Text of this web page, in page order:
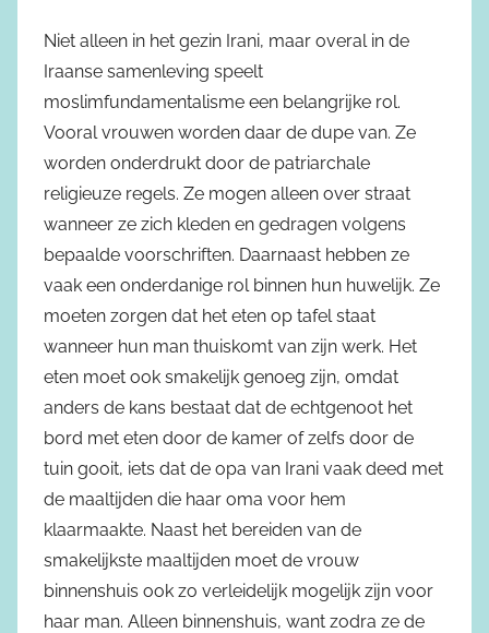
Niet alleen in het gezin Irani, maar overal in de
Iraanse samenleving speelt
moslimfundamentalisme een belangrijke rol.
Vooral vrouwen worden daar de dupe van. Ze
worden onderdrukt door de patriarchale
religieuze regels. Ze mogen alleen over straat
wanneer ze zich kleden en gedragen volgens
bepaalde voorschriften. Daarnaast hebben ze
vaak een onderdanige rol binnen hun huwelijk. Ze
moeten zorgen dat het eten op tafel staat
wanneer hun man thuiskomt van zijn werk. Het
eten moet ook smakelijk genoeg zijn, omdat
anders de kans bestaat dat de echtgenoot het
bord met eten door de kamer of zelfs door de
tuin gooit, iets dat de opa van Irani vaak deed met
de maaltijden die haar oma voor hem
klaarmaakte. Naast het bereiden van de
smakelijkste maaltijden moet de vrouw
binnenshuis ook zo verleidelijk mogelijk zijn voor
haar man. Alleen binnenshuis, want zodra ze de